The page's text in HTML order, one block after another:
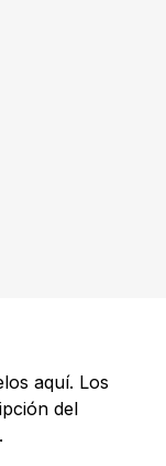
aquí. Los
del